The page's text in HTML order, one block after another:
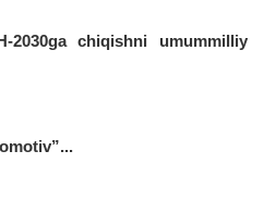
2030ga chiqishni umummilliy